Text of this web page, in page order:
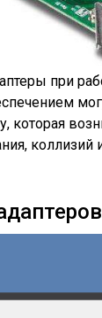
при
которая
коллизий